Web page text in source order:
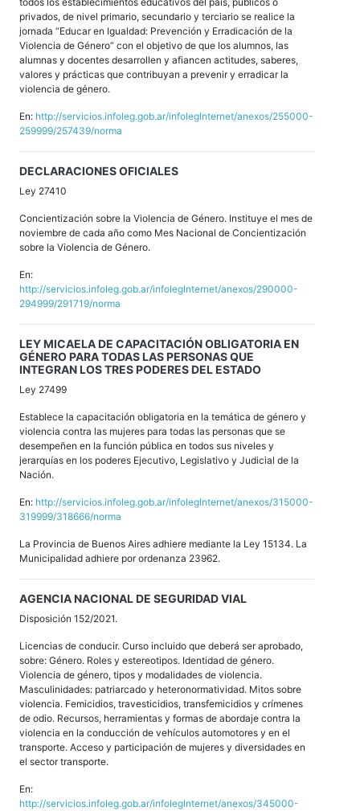
privados, de nivel primario, secundario y terciario se realice la
jornada “Educar en Igualdad: Prevención y Erradicación de la
Violencia de Género” con el objetivo de que los alumnos, las
alumnas y docentes desarrollen y afiancen actitudes, saberes,
valores y prácticas que contribuyan a prevenir y erradicar la
violencia de género.
En: http://servicios.infoleg.gob.ar/infolegInternet/anexos/255000-
259999/257439/norma
DECLARACIONES OFICIALES
Ley 27410
Concientización sobre la Violencia de Género. Instituye el mes de
noviembre de cada año como Mes Nacional de Concientización
sobre la Violencia de Género.
En:
http://servicios.infoleg.gob.ar/infolegInternet/anexos/290000-
294999/291719/norma
LEY MICAELA DE CAPACITACIÓN OBLIGATORIA EN
GÉNERO PARA TODAS LAS PERSONAS QUE
INTEGRAN LOS TRES PODERES DEL ESTADO
Ley 27499
Establece la capacitación obligatoria en la temática de género y
violencia contra las mujeres para todas las personas que se
desempeñen en la función pública en todos sus niveles y
jerarquías en los poderes Ejecutivo, Legislativo y Judicial de la
Nación.
En: http://servicios.infoleg.gob.ar/infolegInternet/anexos/315000-
319999/318666/norma
La Provincia de Buenos Aires adhiere mediante la Ley 15134. La
Municipalidad adhiere por ordenanza 23962.
AGENCIA NACIONAL DE SEGURIDAD VIAL
Disposición 152/2021.
Licencias de conducir. Curso incluido que deberá ser aprobado,
sobre: Género. Roles y estereotipos. Identidad de género.
Violencia de género, tipos y modalidades de violencia.
Masculinidades: patriarcado y heteronormatividad. Mitos sobre
violencia. Femicidios, travesticidios, transfemicidios y crímenes
de odio. Recursos, herramientas y formas de abordaje contra la
violencia en la conducción de vehículos automotores y en el
transporte. Acceso y participación de mujeres y diversidades en
el sector transporte.
En:
http://servicios.infoleg.gob.ar/infolegInternet/anexos/345000-